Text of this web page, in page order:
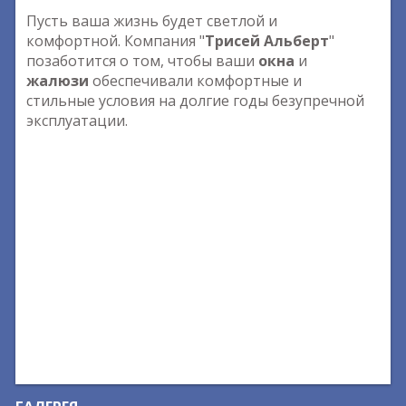
Пусть ваша жизнь будет светлой и
комфортной. Компания "Трисей Альберт"
позаботится о том, чтобы ваши окна и
жалюзи обеспечивали комфортные и
стильные условия на долгие годы безупречной
эксплуатации.